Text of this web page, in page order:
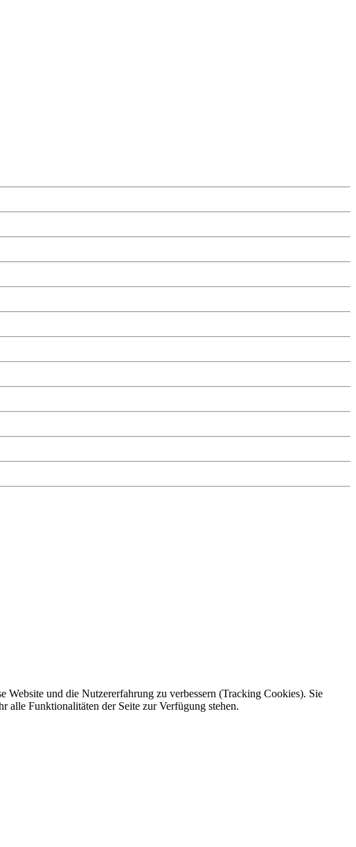
Website und die Nutzererfahrung zu verbessern (Tracking Cookies). Sie
alle Funktionalitäten der Seite zur Verfügung stehen.